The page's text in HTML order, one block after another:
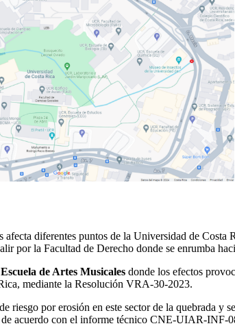
diferentes puntos de la Universidad de
por la Facultad de Derecho donde se enrumba
de Artes Musicales donde los efectos
mediante la Resolución VRA-30-2023.
riesgo por erosión en este sector de la quebrada
de acuerdo con el informe técnico CNE-UIAR-INF-